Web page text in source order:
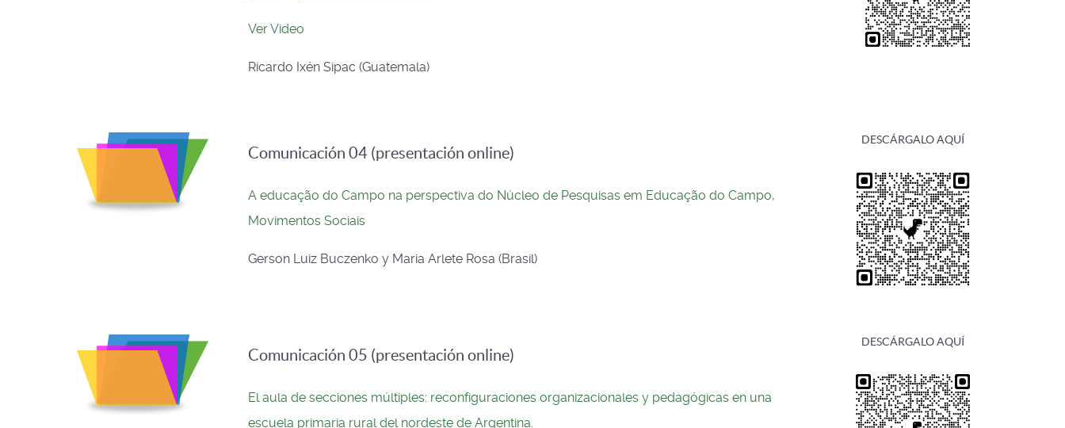
Ver Video
Ricardo Ixén Sipac (Guatemala)
Comunicación 04 (presentación online)
A educação do Campo na perspectiva do Núcleo de Pesquisas em Educação do Campo,
Movimentos Sociais
Gerson Luiz Buczenko y Maria Arlete Rosa (Brasil)
DESCÁRGALO AQUÍ
Comunicación 05 (presentación online)
El aula de secciones múltiples: reconfiguraciones organizacionales y pedagógicas en una
escuela primaria rural del nordeste de Argentina.
DESCÁRGALO AQUÍ